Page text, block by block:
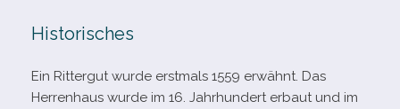
Historisches
Ein Rittergut wurde erst­mals 1559 erwähnt. Das
Herrenhaus wurde im 16. Jahrhundert erbaut und im